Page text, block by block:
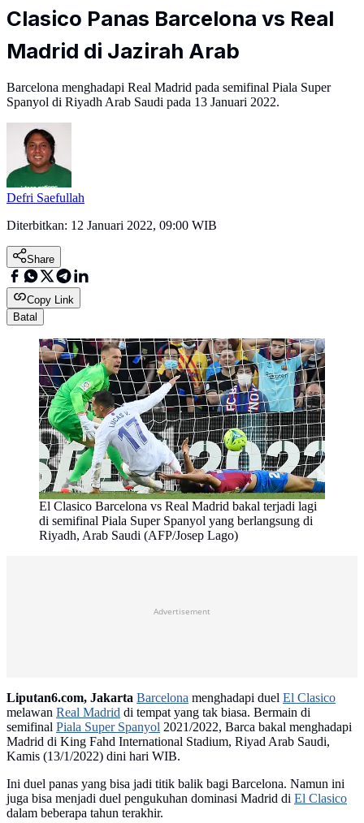
Clasico Panas Barcelona vs Real
Madrid di Jazirah Arab
Barcelona menghadapi Real Madrid pada semifinal Piala Super
Spanyol di Riyadh Arab Saudi pada 13 Januari 2022.
Defri Saefullah
Diterbitkan: 12 Januari 2022, 09:00 WIB
Share
Copy Link
Batal
El Clasico Barcelona vs Real Madrid bakal terjadi lagi
di semifinal Piala Super Spanyol yang berlangsung di
Riyadh, Arab Saudi (AFP/Josep Lago)
Advertisement
Liputan6.com, Jakarta Barcelona menghadapi duel El Clasico
melawan Real Madrid di tempat yang tak biasa. Bermain di
semifinal Piala Super Spanyol 2021/2022, Barca bakal menghadapi
Madrid di King Fahd International Stadium, Riyad Arab Saudi,
Kamis (13/1/2022) dini hari WIB.
Ini duel panas yang bisa jadi titik balik bagi Barcelona. Namun ini
juga bisa menjadi duel pengukuhan dominasi Madrid di El Clasico
dalam beberapa tahun terakhir.